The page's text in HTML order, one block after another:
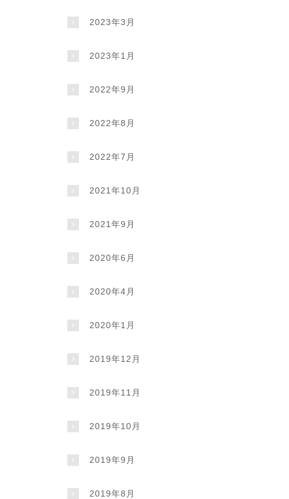
2023年3月
2023年1月
2022年9月
2022年8月
2022年7月
2021年10月
2021年9月
2020年6月
2020年4月
2020年1月
2019年12月
2019年11月
2019年10月
2019年9月
2019年8月